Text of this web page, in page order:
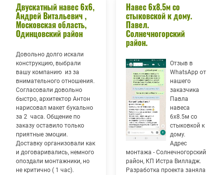
Двускатный навес 6х6,
Андрей Витальевич ,
Московская область,
Одинцовский район
Довольно долго искали
конструкцию, выбрали
вашу компанию из за
внимательного отношения.
Согласовали довольно
быстро, архитектор Антон
нарисовал макет букально
за 2 часа. Общение по
заказу оставило только
приятные эмоции.
Доставку организовали как
и договаривались, немного
опоздали монтажники, но
не критично ( 1 час).
Навес 6х8.5м со
стыковской к дому.
Павел.
Солнечногорский
район.
Отзыв в
WhatsApp от
нашего
заказчика
Павла
навеса
6х8.5м со
стыковкой к
дому.
Адрес
монтажа - Солнечногорский
район, КП Истра Вилладж.
Разработка проекта заняла